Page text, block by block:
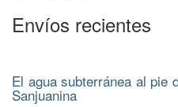
Envíos recientes
El agua subterránea al pie
Sanjuanina